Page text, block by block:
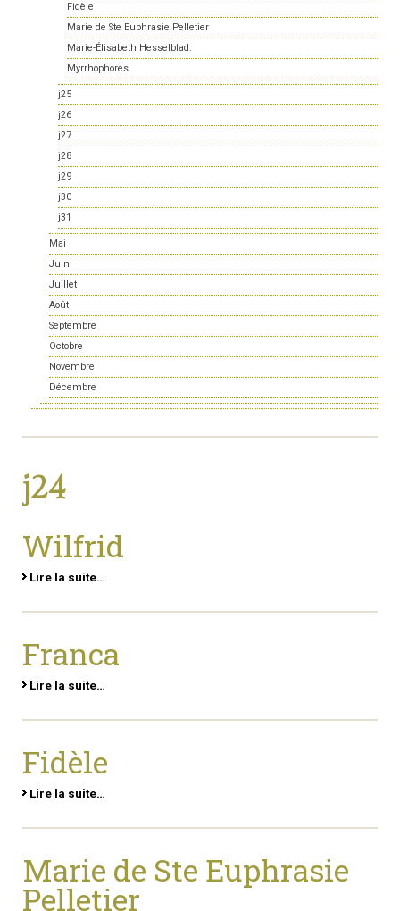
Fidèle
Marie de Ste Euphrasie Pelletier
Marie-Élisabeth Hesselblad.
Myrrhophores
j25
j26
j27
j28
j29
j30
j31
Mai
Juin
Juillet
Août
Septembre
Octobre
Novembre
Décembre
j24
Wilfrid
Lire la suite…
Franca
Lire la suite…
Fidèle
Lire la suite…
Marie de Ste Euphrasie
Pelletier